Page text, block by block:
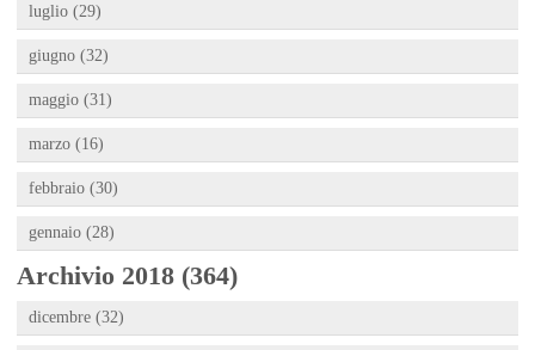
luglio (29)
giugno (32)
maggio (31)
marzo (16)
febbraio (30)
gennaio (28)
Archivio 2018 (364)
dicembre (32)